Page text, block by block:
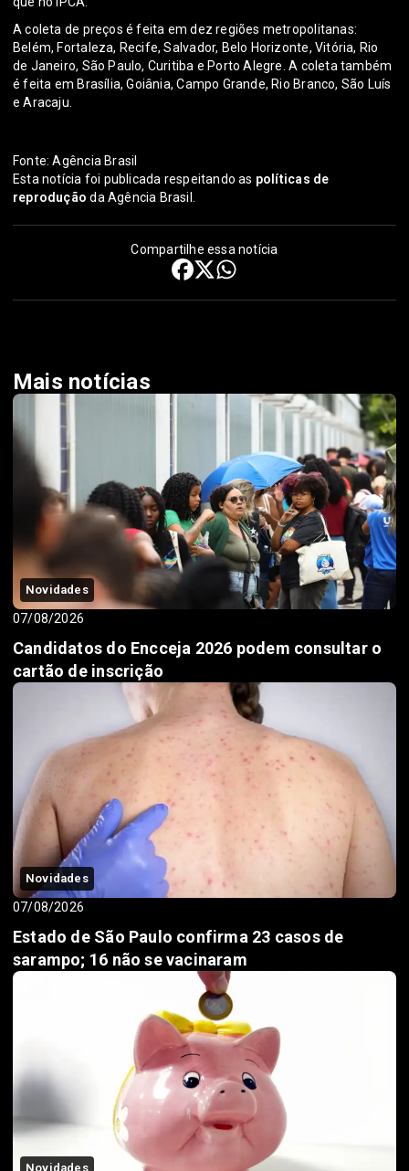
A coleta de preços é feita em dez regiões metropolitanas:
Belém, Fortaleza, Recife, Salvador, Belo Horizonte, Vitória, Rio
de Janeiro, São Paulo, Curitiba e Porto Alegre. A coleta também
é feita em Brasília, Goiânia, Campo Grande, Rio Branco, São Luís
e Aracaju.
Fonte: Agência Brasil
Esta notícia foi publicada respeitando as políticas de
reprodução da Agência Brasil.
Compartilhe essa notícia
Mais notícias
Novidades
07/08/2026
Candidatos do Encceja 2026 podem consultar o
cartão de inscrição
Novidades
07/08/2026
Estado de São Paulo confirma 23 casos de
sarampo; 16 não se vacinaram
Novidades